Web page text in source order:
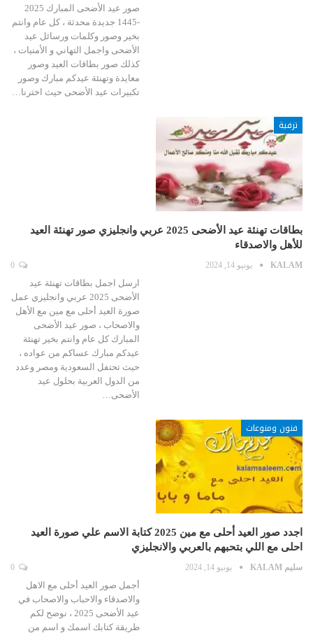
صور عيد الأضحى المبارك 2025
-1445 جديدة محدثة ، كل عام وانتم
بخير وصور وكلمات ورسائل عيد
الأضحى واجمل التهاني و الأمنيات ،
كذلك صور بطاقات العيد وصور
معايدة وتهنئة عيدكم مبارك وصور
تكبيرات عيد الأضحى حيث اخترنا…
ترفية
بطاقات تهنئة عيد الأضحى 2025 عربي وانجليزي صور تهنئة العيد
للأهل والاصدقاء
KALAM يونيو 14, 2024
ارسل اجمل بطاقات تهنئة عيد
الأضحى 2025 عربي وانجليزي عمل
صورة العيد أحلى مع مين مع الأهل
والاصحاب ، صور عيد الأضحى
المبارك كل عام وانتم بخير تهنئة
عيدكم مبارك عساكم من عواده ،
حيث تحتفل السعودية ومصر وعدد
من الدول العربية بحلول عيد
الأضحى…
فنون ومنوعات
اجدد صور العيد أحلى مع مين 2025 كتابة الاسم علي صورة العيد
احلى مع اللي بتحبهم بالعربي والانجليزي
سليم KALAM يونيو 14, 2024
أجمل صور العيد أحلى مع الاهل
والاصدقاء والاحباب والاصحاب في
عيد الأضحى 2025 ، نوضح لكم
طريقة كتابك اسمك و اسم من